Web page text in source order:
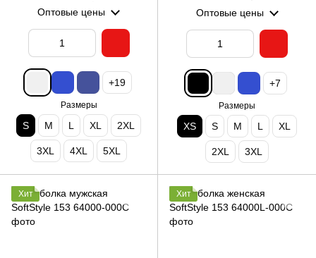
Оптовые цены
+19
Размеры
S M L XL 2XL
3XL 4XL 5XL
Оптовые цены
+7
Размеры
XS S M L XL
2XL 3XL
Хит Хит